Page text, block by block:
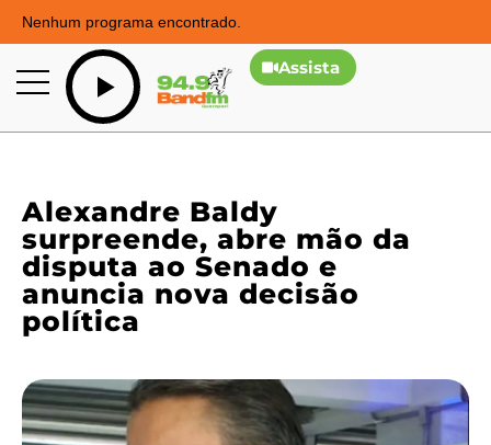
Nenhum programa encontrado.
Assista
Alexandre Baldy
surpreende, abre mão da
disputa ao Senado e
anuncia nova decisão
política